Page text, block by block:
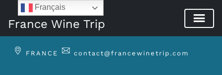
France Wine Trip
FRANCE contact@francewinetrip.com
Français